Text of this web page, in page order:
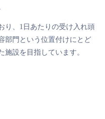
り、1日あたりの受け入れ頭
部門という位置付けにとど
施設を目指しています。